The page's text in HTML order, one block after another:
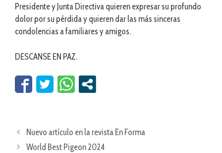
Presidente y Junta Directiva quieren expresar su profundo
dolor por su pérdida y quieren dar las más sinceras
condolencias a familiares y amigos.
DESCANSE EN PAZ.
Nuevo artículo en la revista En Forma
World Best Pigeon 2024